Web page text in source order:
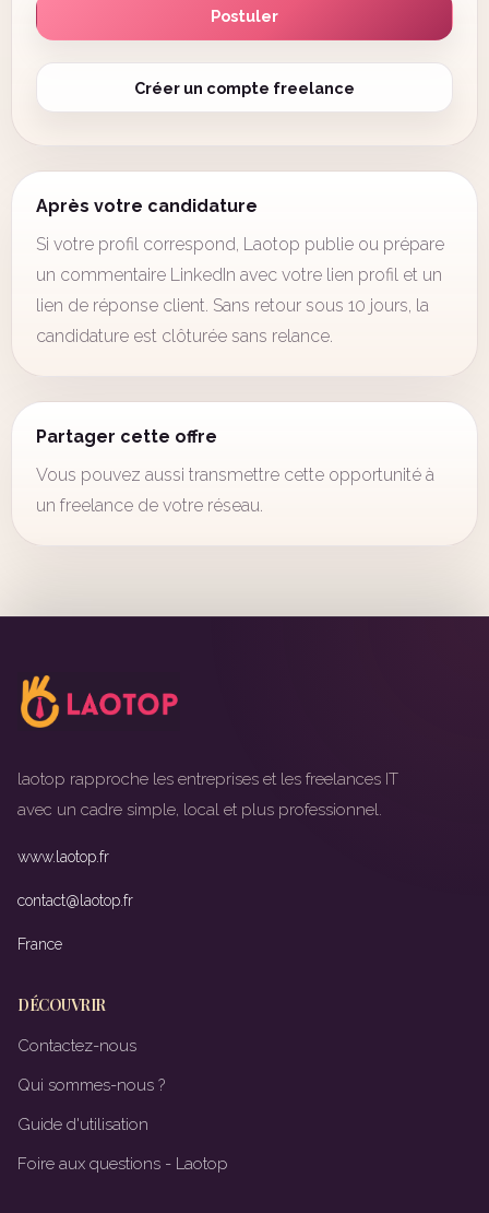
Postuler
Créer un compte freelance
Après votre candidature
Si votre profil correspond, Laotop publie ou prépare
un commentaire LinkedIn avec votre lien profil et un
lien de réponse client. Sans retour sous 10 jours, la
candidature est clôturée sans relance.
Partager cette offre
Vous pouvez aussi transmettre cette opportunité à
un freelance de votre réseau.
laotop rapproche les entreprises et les freelances IT
avec un cadre simple, local et plus professionnel.
www.laotop.fr
contact@laotop.fr
France
DÉCOUVRIR
Contactez-nous
Qui sommes-nous ?
Guide d'utilisation
Foire aux questions - Laotop